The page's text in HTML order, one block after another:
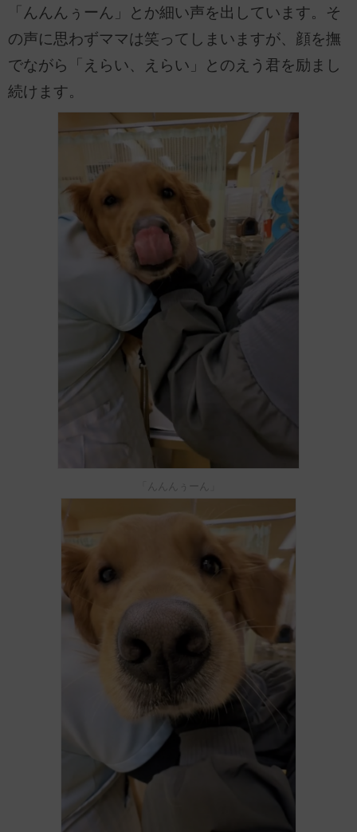
「んんんぅーん」とか細い声を出しています。そ
の声に思わずママは笑ってしまいますが、顔を撫
でながら「えらい、えらい」とのえう君を励まし
続けます。
「んんんぅーん」